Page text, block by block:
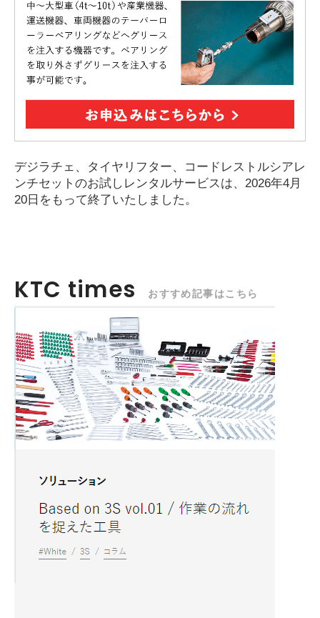
デジラチェ、タイヤリフター、コードレストルシアレ
ンチセットのお試しレンタルサービスは、2026年4月
20日をもって終了いたしました。
KTC times おすすめ記事はこちら